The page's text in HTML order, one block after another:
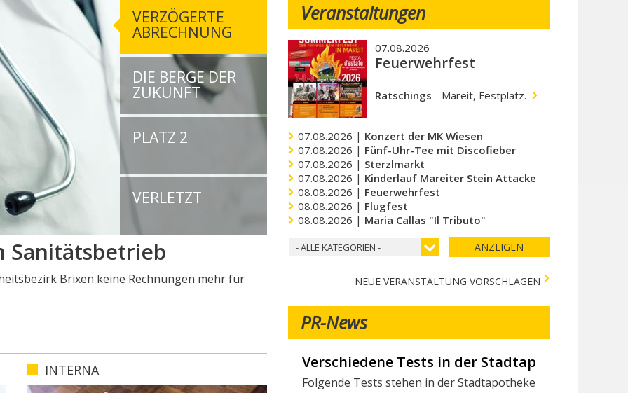
VERZÖGERTE
ABRECHNUNG
DIE BERGE DER
ZUKUNFT
PLATZ 2
VERLETZT
Südtirol eine Sendung über die Berge, Natur
INTERNA
Veranstaltungen
07.08.2026
Feuerwehrfest
Ratschings - Mareit, Festplatz.
07.08.2026 | Konzert der MK Wiesen
07.08.2026 | Fünf-Uhr-Tee mit Discofieber
07.08.2026 | Sterzlmarkt
07.08.2026 | Kinderlauf Mareiter Stein Attacke
08.08.2026 | Feuerwehrfest
08.08.2026 | Flugfest
08.08.2026 | Maria Callas "Il Tributo"
- ALLE KATEGORIEN - ANZEIGEN
NEUE VERANSTALTUNG VORSCHLAGEN
PR-News
Wir suchen Mitarbeiter/innen
Möchtest du Teil des Milchhof-Teams sein und von